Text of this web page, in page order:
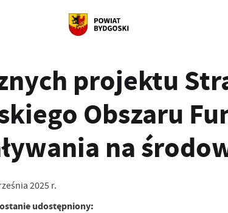
projektu
Obszaru
na
2025 r.
udostępniony: